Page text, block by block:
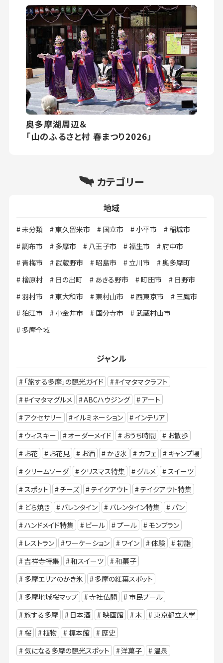
奥多摩湖周辺＆
「山のふるさと村 春まつり2026」
カテゴリー
地域
未分類 東久留米市 国立市 小平市
稲城市
調布市
多摩市 八王子市 福生市
府中市
青梅市
武蔵野市 昭島市 立川市
奥多摩町
檜原村
日の出町 あきる野市 町田市
日野市
羽村市
東大和市 東村山市 西東京市
三鷹市
狛江市
小金井市 国分寺市
武蔵村山市
多摩全域
ジャンル
「旅する多摩」の観光ガイド
#イマタマクラフト
#イマタマグルメ
ABCハウジング
アート
アクセサリー
イルミネーション
インテリア
ウィスキー
オーダーメイド おうち時間
お散歩
お花
お花見 お酒 かき氷 カフェ
キャンプ場
クリームソーダ
クリスマス特集 グルメ
スイーツ
スポット
チーズ テイクアウト
テイクアウト特集
どら焼き
バレンタイン バレンタイン特集
パン
ハンドメイド特集
ビール プール
モンブラン
レストラン
ワーケーション ワイン 体験
初詣
吉祥寺特集
和スイーツ
和菓子
多摩エリアのかき氷
多摩の紅葉スポット
多摩地域桜マップ
寺社仏閣
市民プール
旅する多摩
日本酒 映画館 木
東京都立大学
桜
植物 標本館
歴史
気になる多摩の観光スポット
洋菓子 温泉